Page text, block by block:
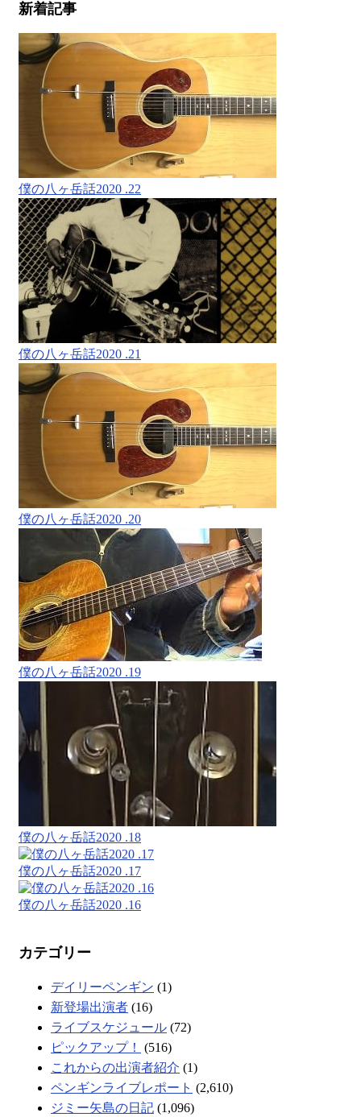
新着記事
僕の八ヶ岳話2020 .22
僕の八ヶ岳話2020 .21
僕の八ヶ岳話2020 .20
僕の八ヶ岳話2020 .19
僕の八ヶ岳話2020 .18
僕の八ヶ岳話2020 .17
僕の八ヶ岳話2020 .16
カテゴリー
デイリーペンギン (1)
新登場出演者 (16)
ライブスケジュール (72)
ピックアップ！
(516)
これからの出演者紹介 (1)
ペンギンライブレポート (2,610)
ジミー矢島の日記 (1,096)